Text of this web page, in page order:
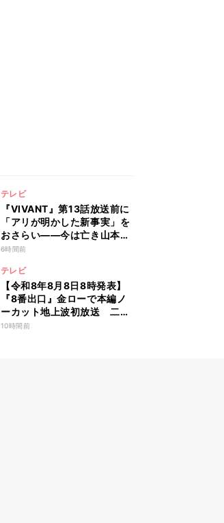
テレビ
『VIVANT』第13話放送前に
「アリが明かした新事実」を
おさらい――今は亡き山本の
扱いがSNSでも話題に
6時間前
テレビ
【令和8年8月8日8時発表】
『8番出口』金ローで本編ノ
ーカット地上波初放送 二宮
和也「まさかテレビにまで迷
10時間前